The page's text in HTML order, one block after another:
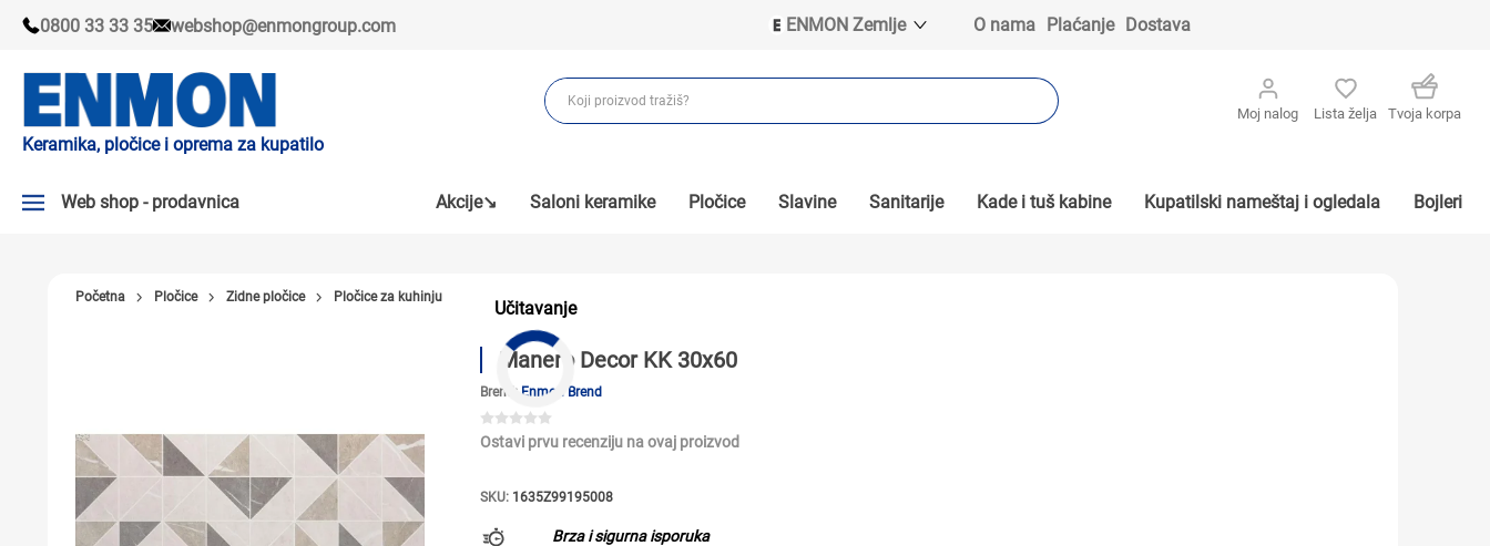
0800 33 33 35 webshop@enmongroup.com
ENMON Zemlje
ENMON BIH
ENMON MKD
O nama Plaćanje Dostava
Keramika, pločice i oprema za kupatilo
Moj nalog Lista želja Tvoja korpa
Web shop - prodavnica
PLOČICE
SANITARIJE
TUŠEVI
Akcije↘ Saloni keramike Pločice Slavine Sanitarije Kade i tuš kabine Kupatilski nameštaj i ogledala Bojleri
Učitavanje
Početna Pločice Zidne pločice Pločice za kuhinju
Manero Decor KK 30x60
Brend: Enmon Brend
Ostavi prvu recenziju na ovaj proizvod
SKU: 1635Z99195008
Brza i sigurna isporuka